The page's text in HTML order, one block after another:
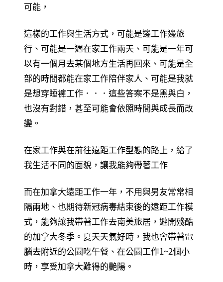
可能，
這樣的工作與生活方式，可能是邊工作邊旅
行、可能是一週在家工作兩天、可能是一年可
以有一個月去某個地方生活再回來、可能是全
部的時間都能在家工作陪伴家人、可能是我就
是想穿睡褲工作．．．這些答案不是黑與白，
也沒有對錯，甚至可能會依照時間與成長而改
變。
在家工作與在前往遠距工作型態的路上，給了
我生活不同的面貌，讓我能夠帶著工作
而在加拿大遠距工作一年，不用與男友常常相
隔兩地、也期待新冠病毒結束後的遠距工作模
式，能夠讓我帶著工作去南美旅居，避開殘酷
的加拿大冬季。夏天天氣好時，我也會帶著電
腦去附近的公園吃午餐、在公園工作1~2個小
時，享受加拿大難得的艷陽。